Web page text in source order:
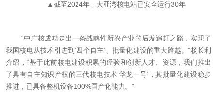
▲截至2024年，大亚湾核电站已安全运行30年
“中广核成功走出一条战略性新兴产业的后发追赶之路，实现了
我国核电从技术引进到‘四个自主’、批量化建设的重大跨越。”杨长利
介绍，“基于此前核电建设积累的经验和创新人才、资源，我们推出
了具有自主知识产权的三代核电技术‘华龙一号’，其批量化建设稳步
推进，已具备整机设备100%国产化能力。”